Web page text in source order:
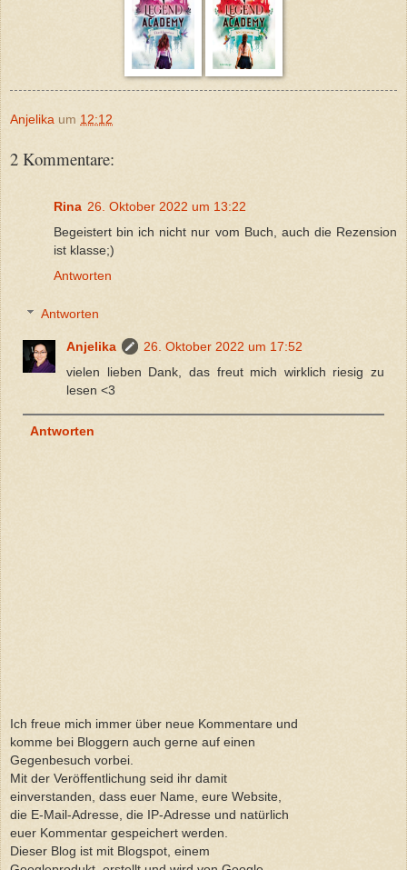
Anjelika um 12:12
2 Kommentare:
Rina 26. Oktober 2022 um 13:22
Begeistert bin ich nicht nur vom Buch, auch die Rezension
ist klasse;)
Antworten
Antworten
Anjelika
26. Oktober 2022 um 17:52
vielen lieben Dank, das freut mich wirklich riesig zu
lesen <3
Antworten
Ich freue mich immer über neue Kommentare und
komme bei Bloggern auch gerne auf einen
Gegenbesuch vorbei.
Mit der Veröffentlichung seid ihr damit
einverstanden, dass euer Name, eure Website,
die E-Mail-Adresse, die IP-Adresse und natürlich
euer Kommentar gespeichert werden.
Dieser Blog ist mit Blogspot, einem